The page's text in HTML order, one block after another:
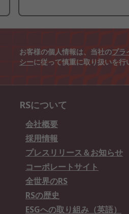
お客様の個人情報は、当社のプラ
シーに従って慎重に取り扱いを行
RSについて
会社概要
採用情報
プレスリリース＆お知らせ
コーポレートサイト
全世界のRS
RSの歴史
ESGへの取り組み（英語）